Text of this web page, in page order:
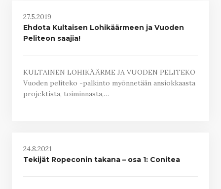
27.5.2019
Ehdota Kultaisen Lohikäärmeen ja Vuoden
Peliteon saajia!
KULTAINEN LOHIKÄÄRME JA VUODEN PELITEKO
Vuoden peliteko -palkinto myönnetään ansiokkaasta
projektista, toiminnasta,…
24.8.2021
Tekijät Ropeconin takana – osa 1: Conitea